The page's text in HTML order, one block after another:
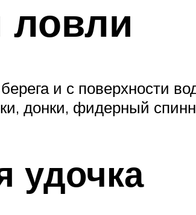
ловли
и с поверхности
донки, фидерный
удочка